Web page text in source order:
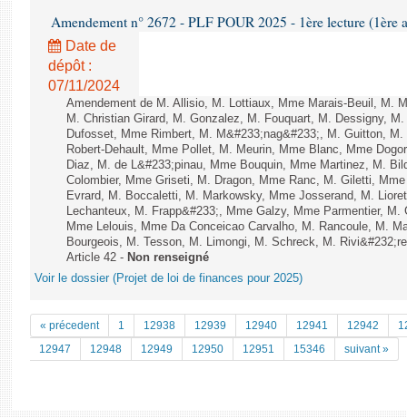
Amendement n° 2672 - PLF POUR 2025 - 1ère lecture (1ère
Date de
dépôt :
07/11/2024
Amendement de M. Allisio, M. Lottiaux, Mme Marais-Beuil, M.
M. Christian Girard, M. Gonzalez, M. Fouquart, M. Dessigny,
Dufosset, Mme Rimbert, M. M&#233;nag&#233;, M. Guitton,
Robert-Dehault, Mme Pollet, M. Meurin, Mme Blanc, Mme
Diaz, M. de L&#233;pinau, Mme Bouquin, Mme Martinez, M.
Colombier, Mme Griseti, M. Dragon, Mme Ranc, M. Giletti,
Evrard, M. Boccaletti, M. Markowsky, Mme Josserand, M.
Lechanteux, M. Frapp&#233;, Mme Galzy, Mme Parmentier,
Mme Lelouis, Mme Da Conceicao Carvalho, M. Rancoule, M.
Bourgeois, M. Tesson, M. Limongi, M. Schreck, M.
Article 42 - Non renseigné
Voir le dossier (Projet de loi de finances pour 2025)
« précedent 1 12938 12939 12940 12941 12942
12947
12948 12949 12950 12951 15346 suivant »